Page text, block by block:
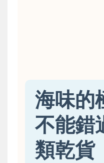
海味的
不能錯
類乾貨